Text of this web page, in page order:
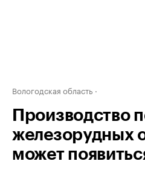
Вологодская область
Производство
железорудных
может